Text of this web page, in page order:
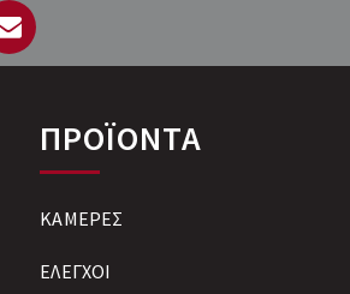
ΠΡΟΪΟΝΤΑ
ΚΑΜΕΡΕΣ
ΕΛΕΓΧΟΙ